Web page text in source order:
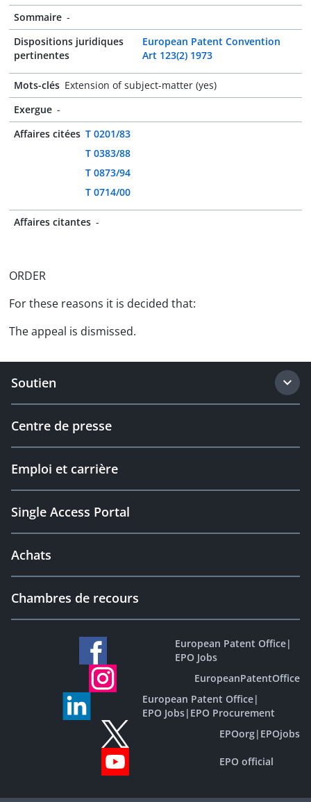
Sommaire -
Dispositions juridiques
pertinentes
European Patent Convention
Art 123(2) 1973
Mots-clés Extension of subject-matter (yes)
Exergue -
Affaires citées T 0201/83
T 0383/88
T 0873/94
T 0714/00
Affaires citantes -
ORDER
For these reasons it is decided that:
The appeal is dismissed.
Soutien
Centre de presse
Emploi et carrière
Single Access Portal
Achats
Chambres de recours
European Patent Office|
EPO Jobs
EuropeanPatentOffice
European Patent Office|
EPO Jobs| EPO Procurement
EPOorg| EPOjobs
EPO official